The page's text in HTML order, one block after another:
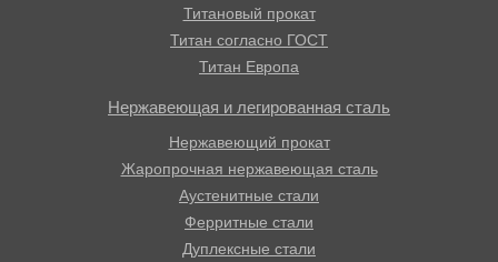
Титановый прокат
Титан согласно ГОСТ
Титан Европа
Нержавеющая и легированная сталь
Нержавеющий прокат
Жаропрочная нержавеющая сталь
Аустенитные стали
Ферритные стали
Дуплексные стали